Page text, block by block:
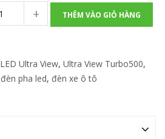
+ THÊM VÀO GIỎ HÀNG
LED Ultra View, Ultra View Turbo500,
đèn pha led, đèn xe ô tô